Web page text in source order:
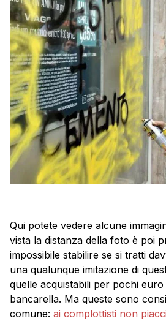
Qui potete vedere alcune
vista la distanza della foto è poi
impossibile stabilire se si tratti
una qualunque imitazione di
quelle acquistabili per pochi euro
bancarella. Ma queste sono
comune: ai complottisti non